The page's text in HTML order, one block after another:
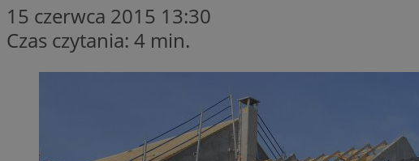
15 czerwca 2015 13:30
Czas czytania: 4 min.